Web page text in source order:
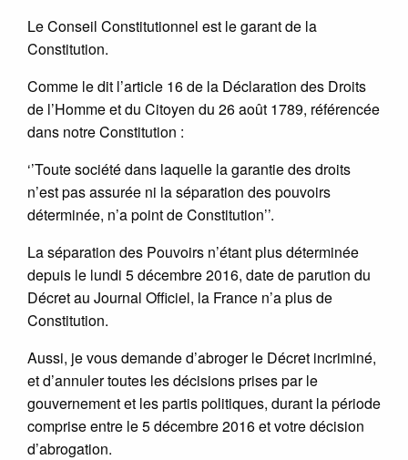
Le Conseil Constitutionnel est le garant de la
Constitution.
Comme le dit l’article 16 de la Déclaration des Droits
de l’Homme et du Citoyen du 26 août 1789, référencée
dans notre Constitution :
‘’Toute société dans laquelle la garantie des droits
n’est pas assurée ni la séparation des pouvoirs
déterminée, n’a point de Constitution’’.
La séparation des Pouvoirs n’étant plus déterminée
depuis le lundi 5 décembre 2016, date de parution du
Décret au Journal Officiel, la France n’a plus de
Constitution.
Aussi, je vous demande d’abroger le Décret incriminé,
et d’annuler toutes les décisions prises par le
gouvernement et les partis politiques, durant la période
comprise entre le 5 décembre 2016 et votre décision
d’abrogation.